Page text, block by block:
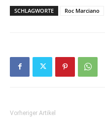
SCHLAGWORTE Roc Marciano
Vorheriger Artikel